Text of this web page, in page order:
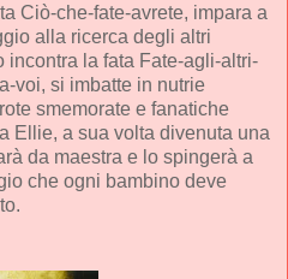
Ciò-che-fate-avrete, impara a
alla ricerca degli altri
incontra la fata Fate-agli-altri-
voi, si imbatte in nutrie
smemorate e fanatiche
Ellie, a sua volta divenuta una
da maestra e lo spingerà a
che ogni bambino deve